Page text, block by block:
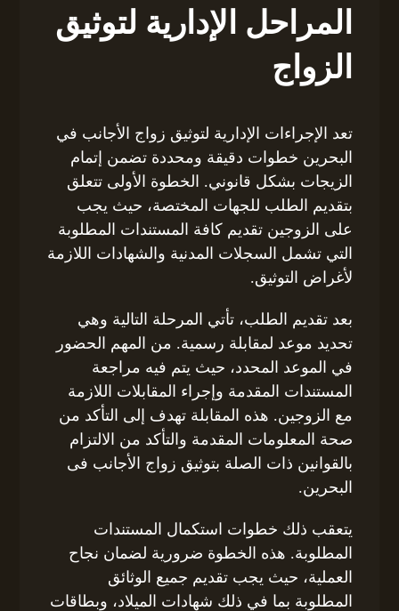
المراحل الإدارية لتوثيق
الزواج
تعد الإجراءات الإدارية لتوثيق زواج الأجانب في
البحرين خطوات دقيقة ومحددة تضمن إتمام
الزيجات بشكل قانوني. الخطوة الأولى تتعلق
بتقديم الطلب للجهات المختصة، حيث يجب
على الزوجين تقديم كافة المستندات المطلوبة
التي تشمل السجلات المدنية والشهادات اللازمة
لأغراض التوثيق.
بعد تقديم الطلب، تأتي المرحلة التالية وهي
تحديد موعد لمقابلة رسمية. من المهم الحضور
في الموعد المحدد، حيث يتم فيه مراجعة
المستندات المقدمة وإجراء المقابلات اللازمة
مع الزوجين. هذه المقابلة تهدف إلى التأكد من
صحة المعلومات المقدمة والتأكد من الالتزام
بالقوانين ذات الصلة بتوثيق زواج الأجانب فى
البحرين.
يتعقب ذلك خطوات استكمال المستندات
المطلوبة. هذه الخطوة ضرورية لضمان نجاح
العملية، حيث يجب تقديم جميع الوثائق
المطلوبة بما في ذلك شهادات الميلاد، وبطاقات